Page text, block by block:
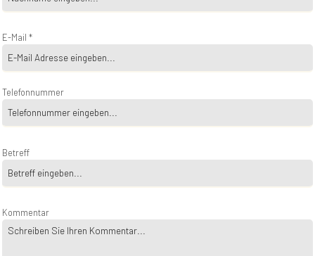
E-Mail *
Telefonnummer
Betreff
Kommentar